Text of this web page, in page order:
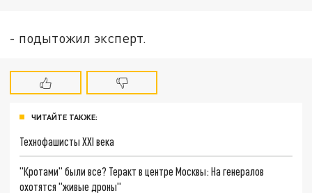
- подытожил эксперт.
ЧИТАЙТЕ ТАКЖЕ:
Технофашисты XXI века
"Кротами" были все? Теракт в центре Москвы: На генералов
охотятся "живые дроны"